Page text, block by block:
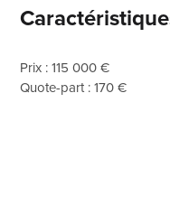
Prix : 115 000 €
Quote-part : 170 €